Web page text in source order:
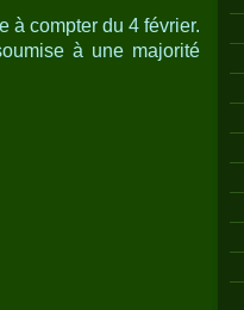
à compter du 4 février.
à une majorité